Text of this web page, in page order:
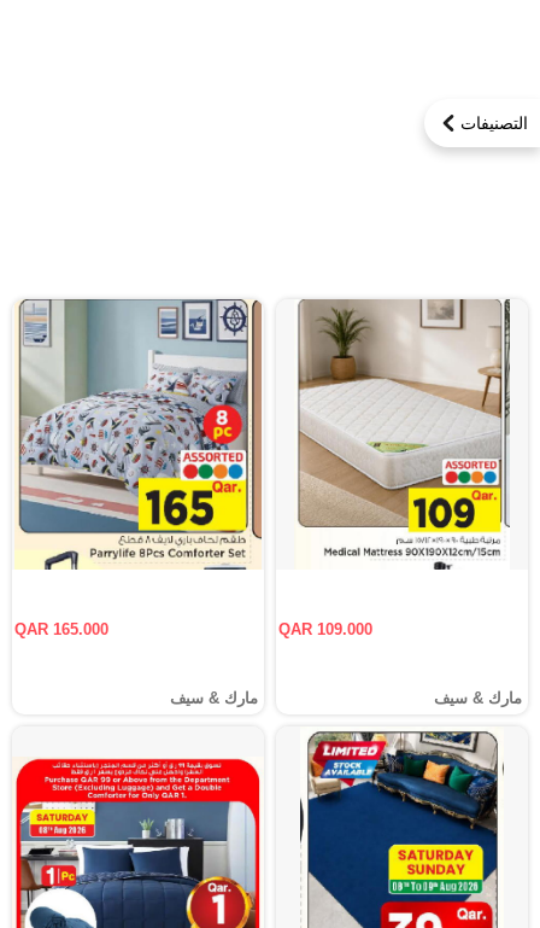
التصنيفات
QAR 109.000
مارك & سيف
QAR 165.000
مارك & سيف